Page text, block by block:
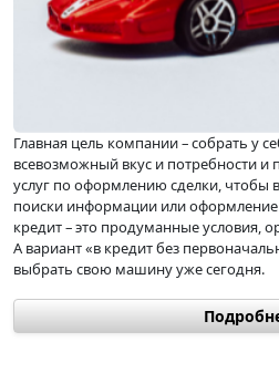
Главная цель компании – собрать у
всевозможный вкус и потребности и
услуг по оформлению сделки, чтобы
поиски информации или
кредит – это продуманные условия,
А вариант «в кредит без
выбрать свою машину уже сегодня.
Главная цель компании - собрать
автомобилей со всего мира,